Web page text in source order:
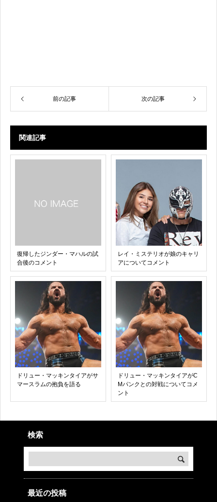
前の記事 次の記事
関連記事
復帰したジンダー・マハルの試
合後のコメント
レイ・ミステリオが娘のキャリ
アについてコメント
ドリュー・マッキンタイアがサ
マースラムの抱負を語る
ドリュー・マッキンタイアがC
Mパンクとの対戦についてコメ
ント
検索
最近の投稿